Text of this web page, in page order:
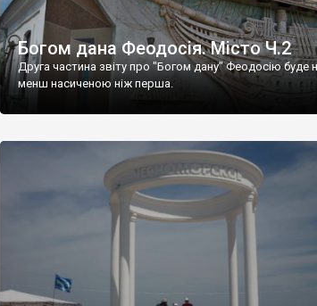
Богом дана Феодосія. Місто Ч.2
Друга частина звіту про "Богом дану" Феодосію буде
менш насиченою ніж перша.